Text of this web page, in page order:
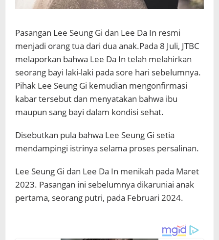
Pasangan Lee Seung Gi dan Lee Da In resmi
menjadi orang tua dari dua anak.Pada 8 Juli, JTBC
melaporkan bahwa Lee Da In telah melahirkan
seorang bayi laki-laki pada sore hari sebelumnya.
Pihak Lee Seung Gi kemudian mengonfirmasi
kabar tersebut dan menyatakan bahwa ibu
maupun sang bayi dalam kondisi sehat.
Disebutkan pula bahwa Lee Seung Gi setia
mendampingi istrinya selama proses persalinan.
Lee Seung Gi dan Lee Da In menikah pada Maret
2023. Pasangan ini sebelumnya dikaruniai anak
pertama, seorang putri, pada Februari 2024.